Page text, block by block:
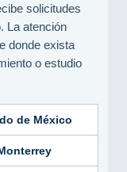
solicitudes
La atención
donde exista
o estudio
de México